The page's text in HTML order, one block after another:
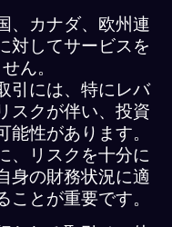
、カナダ、欧州連
対してサービスを
ん。
引には、特にレバ
スクが伴い、投資
性があります。
、リスクを十分に
身の財務状況に適
とが重要です。